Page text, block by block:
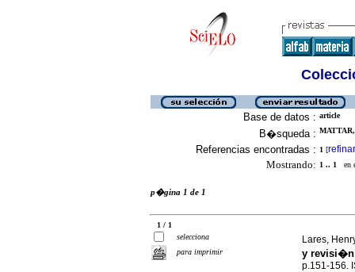
Base de datos : article
B�squeda :
Referencias encontradas : 1 [refinar
Mostrando: 1 .. 1 en
p�gina 1 de 1
1 / 1
selecciona
para imprimir
Lares,
y revisi�n
p.151-156.